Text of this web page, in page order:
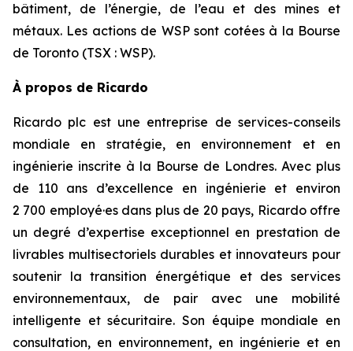
bâtiment, de l’énergie, de l’eau et des mines et
métaux. Les actions de WSP sont cotées à la Bourse
de Toronto (TSX : WSP).​
À propos de Ricardo
Ricardo plc est une entreprise de services-conseils
mondiale en stratégie, en environnement et en
ingénierie inscrite à la Bourse de Londres. Avec plus
de 110 ans d’excellence en ingénierie et environ
2 700 employé·es dans plus de 20 pays, Ricardo offre
un degré d’expertise exceptionnel en prestation de
livrables multisectoriels durables et innovateurs pour
soutenir la transition énergétique et des services
environnementaux, de pair avec une mobilité
intelligente et sécuritaire. Son équipe mondiale en
consultation, en environnement, en ingénierie et en